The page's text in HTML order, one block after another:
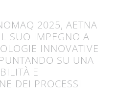
2025, AETNA
SUO IMPEGNO A
INNOVATIVE
SU UNA
E
DEI PROCESSI